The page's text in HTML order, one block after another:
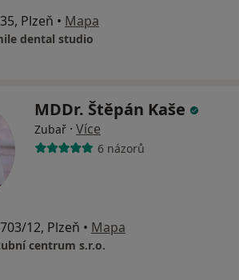
Plzeň • Mapa
dental studio
MDDr. Štěpán Kaše
Zubař · Více
6 názorů
12, Plzeň • Mapa
centrum s.r.o.